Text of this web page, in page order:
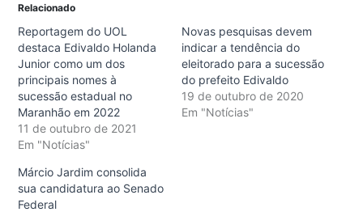
Relacionado
Reportagem do UOL
destaca Edivaldo Holanda
Junior como um dos
principais nomes à
sucessão estadual no
Maranhão em 2022
11 de outubro de 2021
Em "Notícias"
Novas pesquisas devem
indicar a tendência do
eleitorado para a sucessão
do prefeito Edivaldo
19 de outubro de 2020
Em "Notícias"
Márcio Jardim consolida
sua candidatura ao Senado
Federal